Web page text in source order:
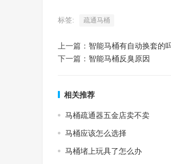
标签: 疏通马桶
上一篇： 智能马桶有自动换套的
下一篇： 智能马桶反臭原因
相关推荐
马桶疏通器五金店卖不卖
马桶应该怎么选择
马桶堵上玩具了怎么办